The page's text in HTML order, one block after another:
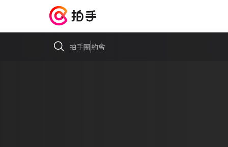
拍手圈約會